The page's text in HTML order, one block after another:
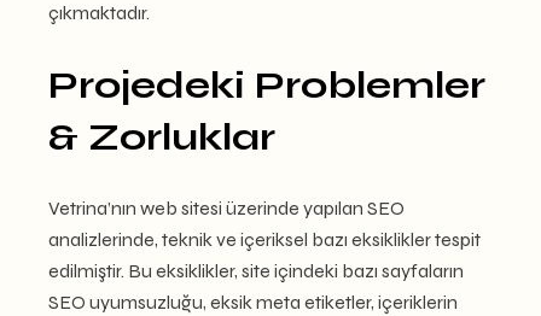
çıkmaktadır.
Projedeki Problemler
& Zorluklar
Vetrina’nın web sitesi üzerinde yapılan SEO
analizlerinde, teknik ve içeriksel bazı eksiklikler tespit
edilmiştir. Bu eksiklikler, site içindeki bazı sayfaların
SEO uyumsuzluğu, eksik meta etiketler, içeriklerin